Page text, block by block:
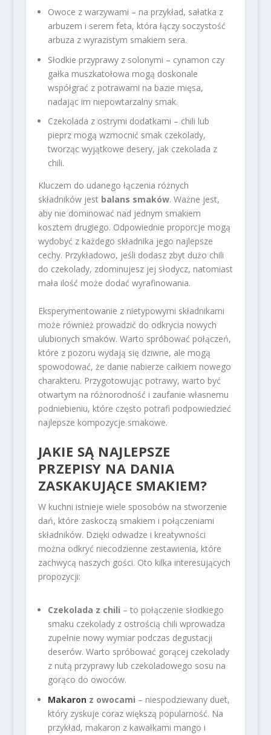
Owoce z warzywami – na przykład, sałatka z
arbuzem i serem feta, która łączy soczystość
arbuza z wyrazistym smakiem sera.
Słodkie przyprawy z solonymi – cynamon czy
gałka muszkatołowa mogą doskonale
współgrać z potrawami na bazie mięsa,
nadając im niepowtarzalny smak.
Czekolada z ostrymi dodatkami – chili lub
pieprz mogą wzmocnić smak czekolady,
tworząc wyjątkowe desery, jak czekolada z
chili.
Kluczem do udanego łączenia różnych
składników jest balans smaków. Ważne jest,
aby nie dominować nad jednym smakiem
kosztem drugiego. Odpowiednie proporcje mogą
wydobyć z każdego składnika jego najlepsze
cechy. Przykładowo, jeśli dodasz zbyt dużo chili
do czekolady, zdominujesz jej słodycz, natomiast
mała ilość może dodać wyrafinowania.
Eksperymentowanie z nietypowymi składnikami
może również prowadzić do odkrycia nowych
ulubionych smaków. Warto spróbować połączeń,
które z pozoru wydają się dziwne, ale mogą
spowodować, że danie nabierze całkiem nowego
charakteru. Przygotowując potrawy, warto być
otwartym na różnorodność i zaufanie własnemu
podniebieniu, które często potrafi podpowiedzieć
najlepsze kompozycje smakowe.
JAKIE SĄ NAJLEPSZE
PRZEPISY NA DANIA
ZASKAKUJĄCE SMAKIEM?
W kuchni istnieje wiele sposobów na stworzenie
dań, które zaskoczą smakiem i połączeniami
składników. Dzięki odwadze i kreatywności
można odkryć niecodzienne zestawienia, które
zachwycą naszych gości. Oto kilka interesujących
propozycji:
Czekolada z chili – to połączenie słodkiego
smaku czekolady z ostrością chili wprowadza
zupełnie nowy wymiar podczas degustacji
deserów. Warto spróbować gorącej czekolady
z nutą przyprawy lub czekoladowego sosu na
gorąco do owoców.
Makaronz owocami – niespodziewany duet,
który zyskuje coraz większą popularność. Na
przykład, makaron z kawałkami mango i